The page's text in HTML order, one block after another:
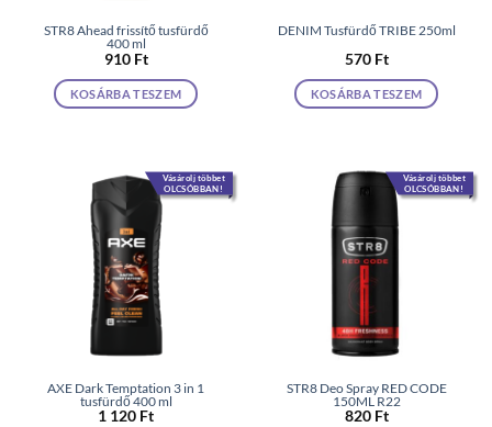
STR8 Ahead frissítő tusfürdő
400 ml
910 Ft
KOSÁRBA TESZEM
DENIM Tusfürdő TRIBE 250ml
570 Ft
KOSÁRBA TESZEM
Vásárolj többet
OLCSÓBBAN!
AXE Dark Temptation 3 in 1
tusfürdő 400 ml
1 120 Ft
Vásárolj többet
OLCSÓBBAN!
STR8 Deo Spray RED CODE
150ML R22
820 Ft